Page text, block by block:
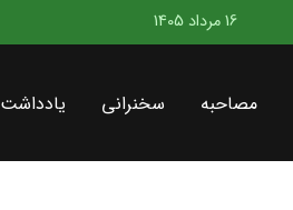
16 مرداد 1405
مصاحبه سخنرانی یادداشت